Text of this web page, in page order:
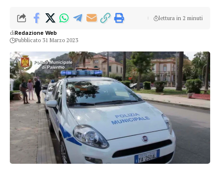
diRedazione Web
Pubblicato 31 Marzo 2023
lettura in 2 minuti